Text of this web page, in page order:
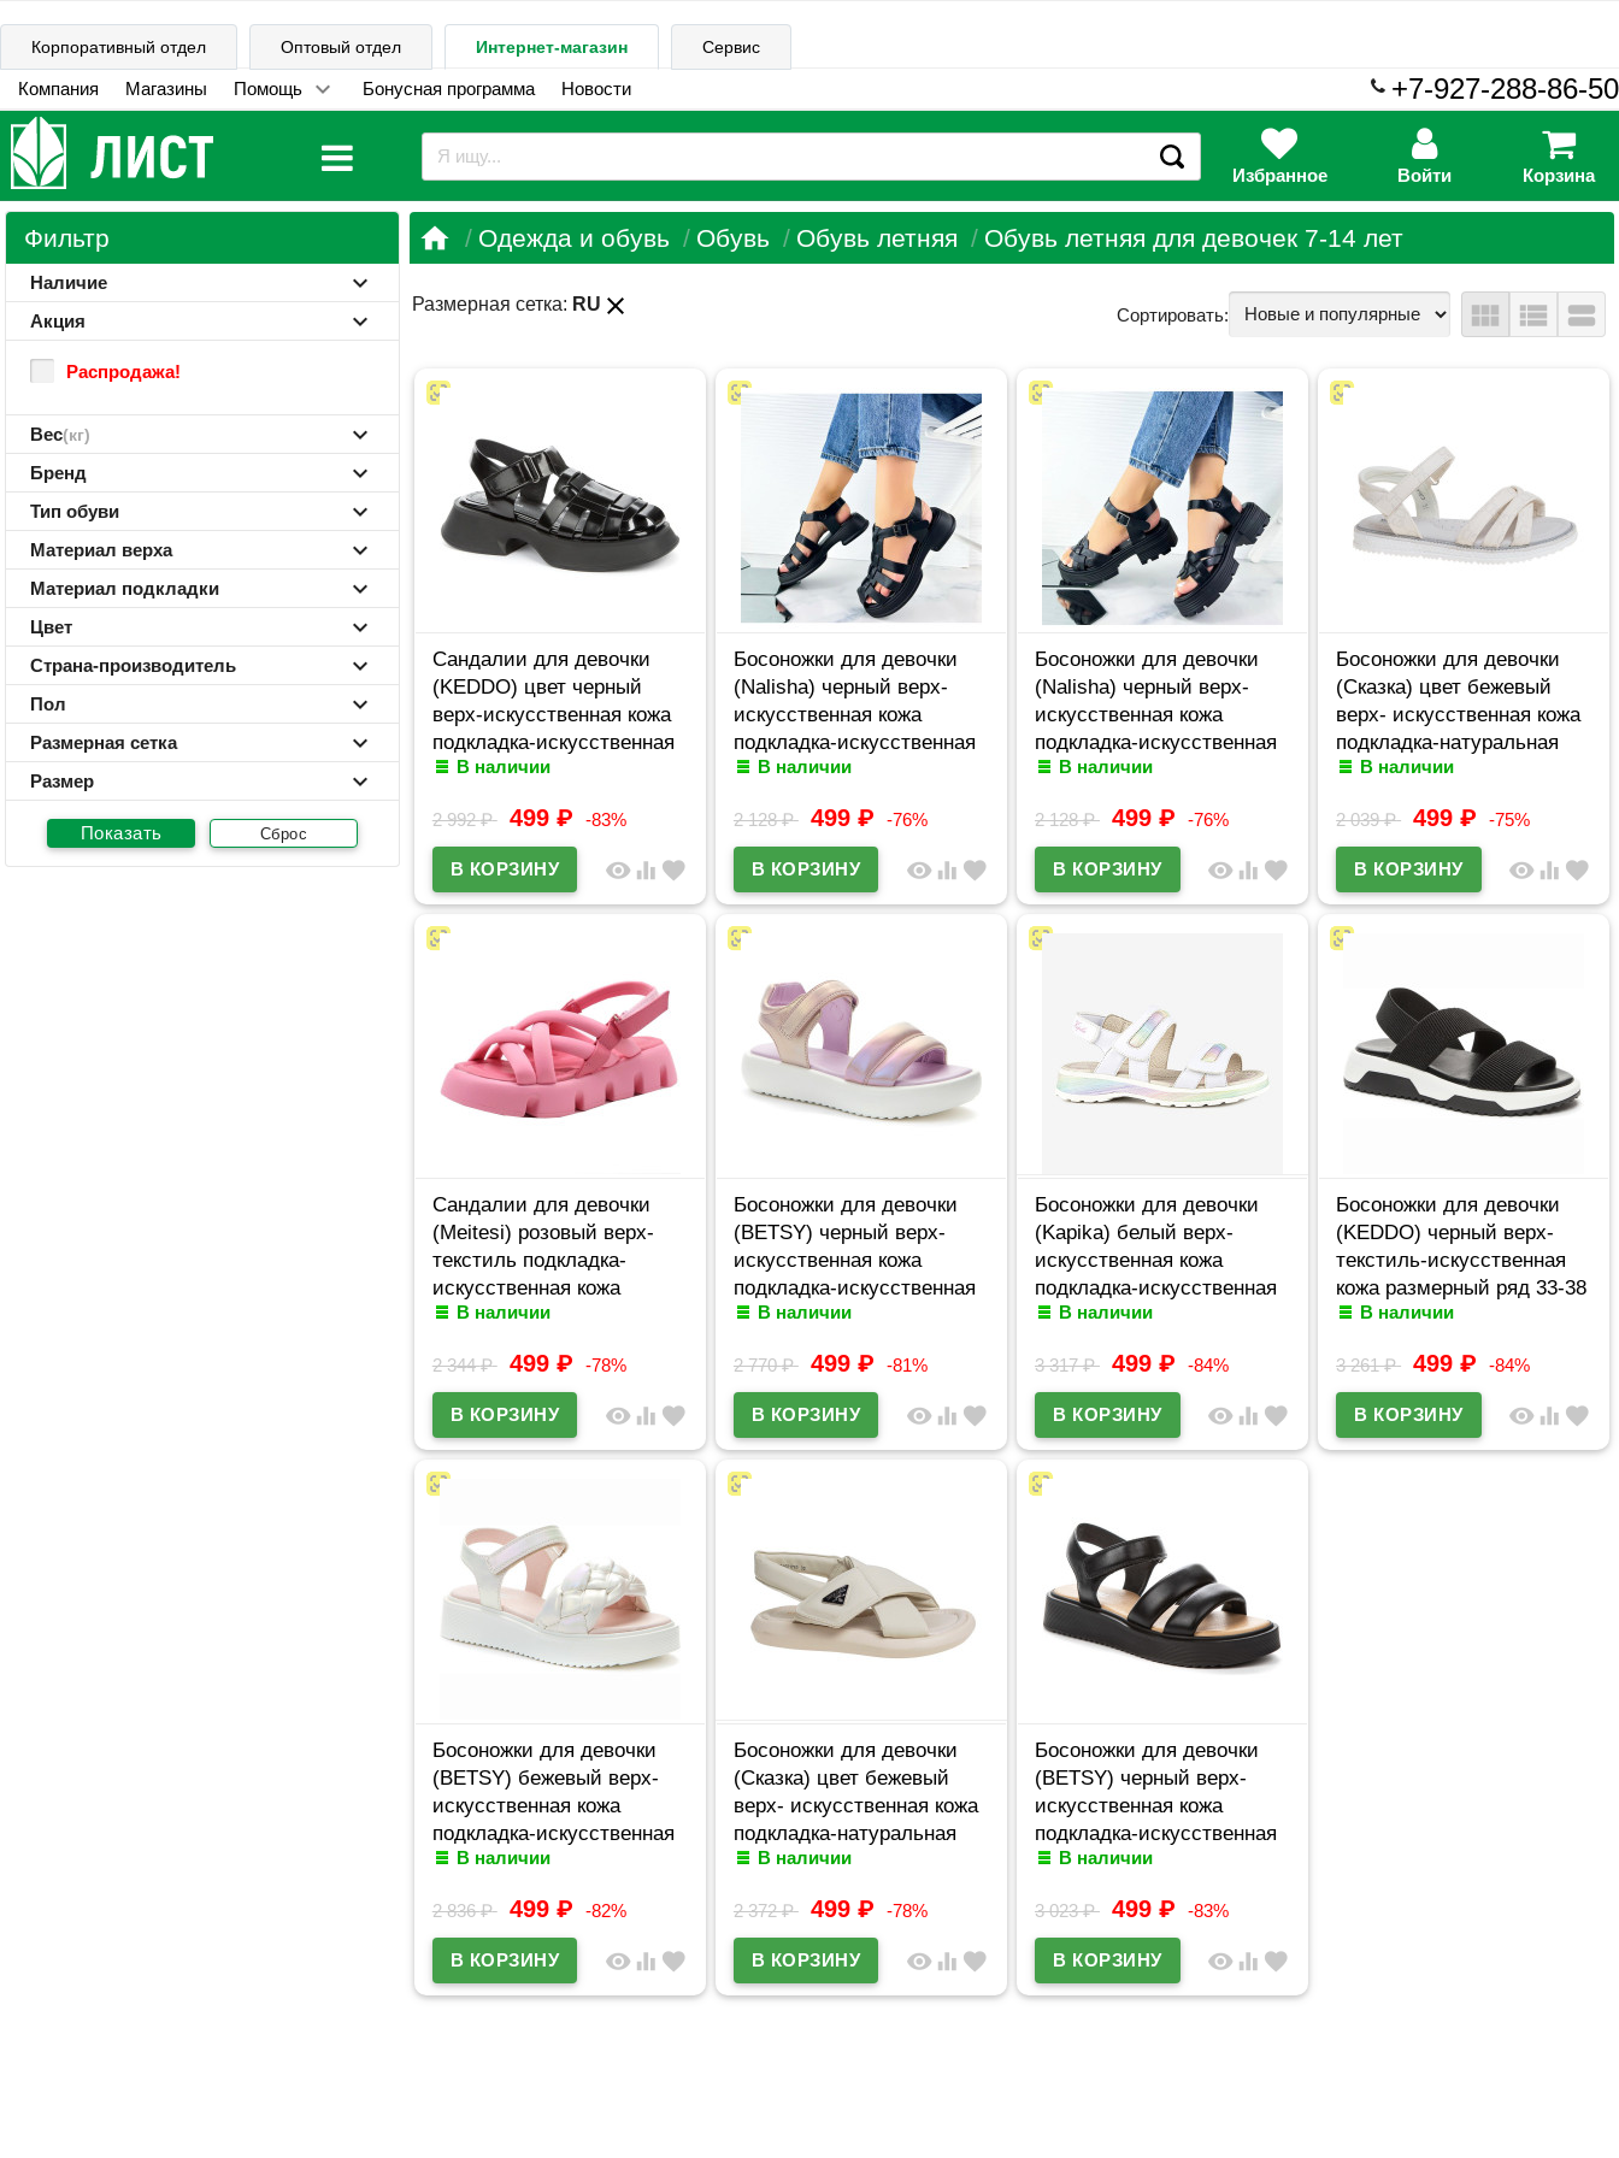
Корпоративный отдел Оптовый отдел Интернет-магазин Сервис
Компания Магазины Помощь Бонусная программа Новости +7-927-288-86-50
Избранное Войти Корзина
Фильтр
Наличие
Акция
Распродажа!
Вес(кг)
Бренд
Тип обуви
Материал верха
Материал подкладки
Цвет
Страна-производитель
Пол
Размерная сетка
Размер
Сброс
 Одежда и обувь Обувь Обувь летняя Обувь летняя для девочек 7-14 лет
Размерная сетка: RU close Сортировать: view_module view_list view_stream
Сандалии для девочки
(KEDDO) цвет черный
верх-искусственная кожа
подкладка-искусственная
кожа артикул 537268/01-01
В наличии
2 992₽ 499 ₽ -83%
visibility equalizer favorite
Босоножки для девочки
(Nalisha) черный верх-
искусственная кожа
подкладка-искусственная
кожа размерный ряд 36-41
В наличии
2 128₽ 499 ₽ -76%
visibility equalizer favorite
Босоножки для девочки
(Nalisha) черный верх-
искусственная кожа
подкладка-искусственная
кожа размерный ряд 36-41
В наличии
2 128₽ 499 ₽ -76%
visibility equalizer favorite
Босоножки для девочки
(Сказка) цвет бежевый
верх- искусственная кожа
подкладка-натуральная
кожа размерный ряд 31-36
В наличии
2 039₽ 499₽ -75%
visibility equalizer favorite
Сандалии для девочки
(Meitesi) розовый верх-
текстиль подкладка-
искусственная кожа
размерный ряд 30-37
В наличии
2 344₽ 499 ₽ -78%
visibility equalizer favorite
Босоножки для девочки
(BETSY) черный верх-
искусственная кожа
подкладка-искусственная
кожа артикул 947408/05-03
В наличии
2 770₽ 499 ₽ -81%
visibility equalizer favorite
Босоножки для девочки
(Kapika) белый верх-
искусственная кожа
подкладка-искусственная
кожа артикул 33599п-3
В наличии
3 317₽ 499 ₽ -84%
visibility equalizer favorite
Босоножки для девочки
(KEDDO) черный верх-
текстиль-искусственная
кожа размерный ряд 33-38
артикул 547169/29-05
В наличии
3 261₽ 499₽ -84%
visibility equalizer favorite
Босоножки для девочки
(BETSY) бежевый верх-
искусственная кожа
подкладка-искусственная
кожа артикул 947410/04-02
В наличии
2 836₽ 499 ₽ -82%
visibility equalizer favorite
Босоножки для девочки
(Сказка) цвет бежевый
верх- искусственная кожа
подкладка-натуральная
кожа размерный ряд 32-37
В наличии
2 372₽ 499 ₽ -78%
visibility equalizer favorite
Босоножки для девочки
(BETSY) черный верх-
искусственная кожа
подкладка-искусственная
кожа артикул 947310/04-01
В наличии
3 023₽ 499 ₽ -83%
visibility equalizer favorite